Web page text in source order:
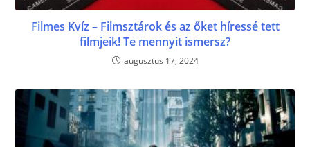
Filmes Kvíz – Filmsztárok és az őket híressé tett
filmjeik! Te mennyit ismersz?
augusztus 17, 2024